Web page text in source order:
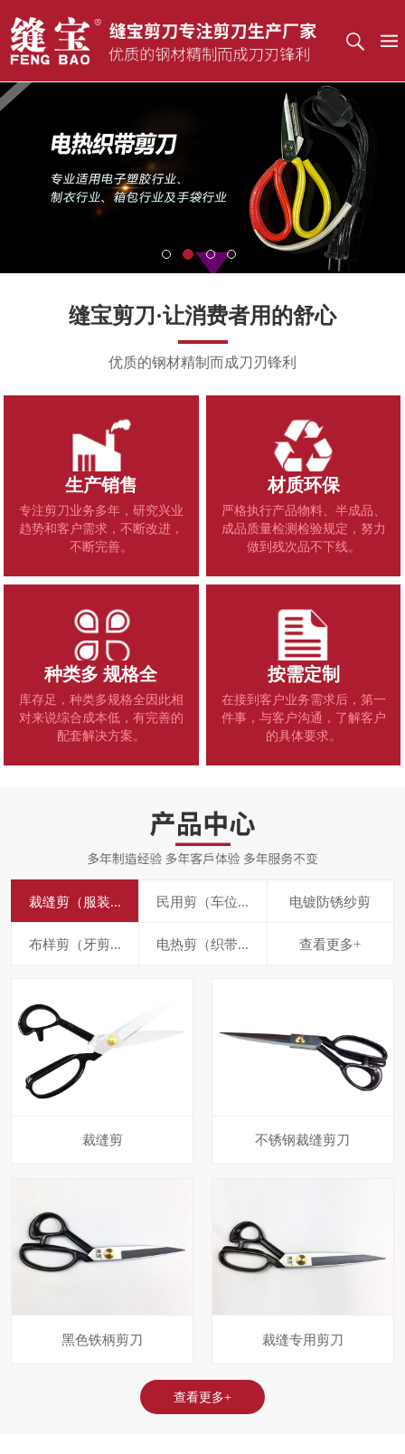
缝宝剪刀·让消费者用的舒心
优质的钢材精制而成刀刃锋利
生产销售
专注剪刀业务多年，研究兴业
趋势和客户需求，不断改进，
不断完善。
材质环保
严格执行产品物料、半成品、
成品质量检测检验规定，努力
做到残次品不下线。
种类多 规格全
库存足，种类多规格全因此相
对来说综合成本低，有完善的
配套解决方案。
按需定制
在接到客户业务需求后，第一
件事，与客户沟通，了解客户
的具体要求。
裁缝剪（服装... 民用剪（车位... 电镀防锈纱剪
布样剪（牙剪... 电热剪（织带... 查看更多+
裁缝剪 不锈钢裁缝剪刀
黑色铁柄剪刀 裁缝专用剪刀
查看更多+